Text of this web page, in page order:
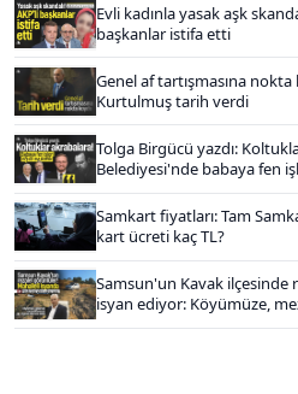
Evli kadınla yasak aşk
başkanlar istifa etti
Genel af tartışmasına
Kurtulmuş tarih verdi
Tolga Birgücü yazdı:
Belediyesi'nde babaya fen
Samkart fiyatları: Tam
kart ücreti kaç TL?
Samsun'un Kavak
isyan ediyor: Köyümüze,